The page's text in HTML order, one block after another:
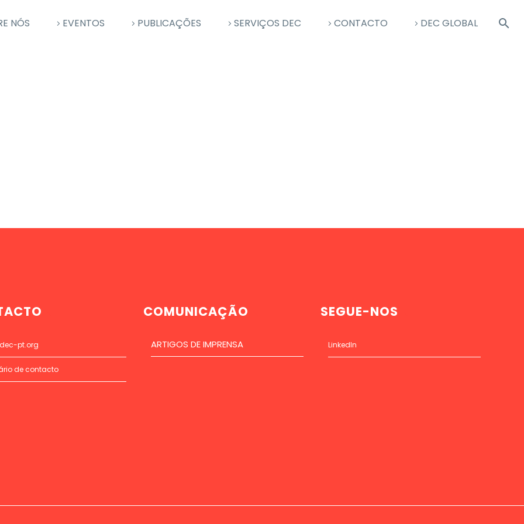
NÓS EVENTOS PUBLICAÇÕES SERVIÇOS DEC CONTACTO DEC GLOBAL
pt.org
de contacto
COMUNICAÇÃO
ARTIGOS DE IMPRENSA
SEGUE-NOS
LinkedIn